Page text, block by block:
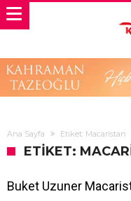
Ana Sayfa Etiket: Macaristan
ETIKET:
Buket Uzuner